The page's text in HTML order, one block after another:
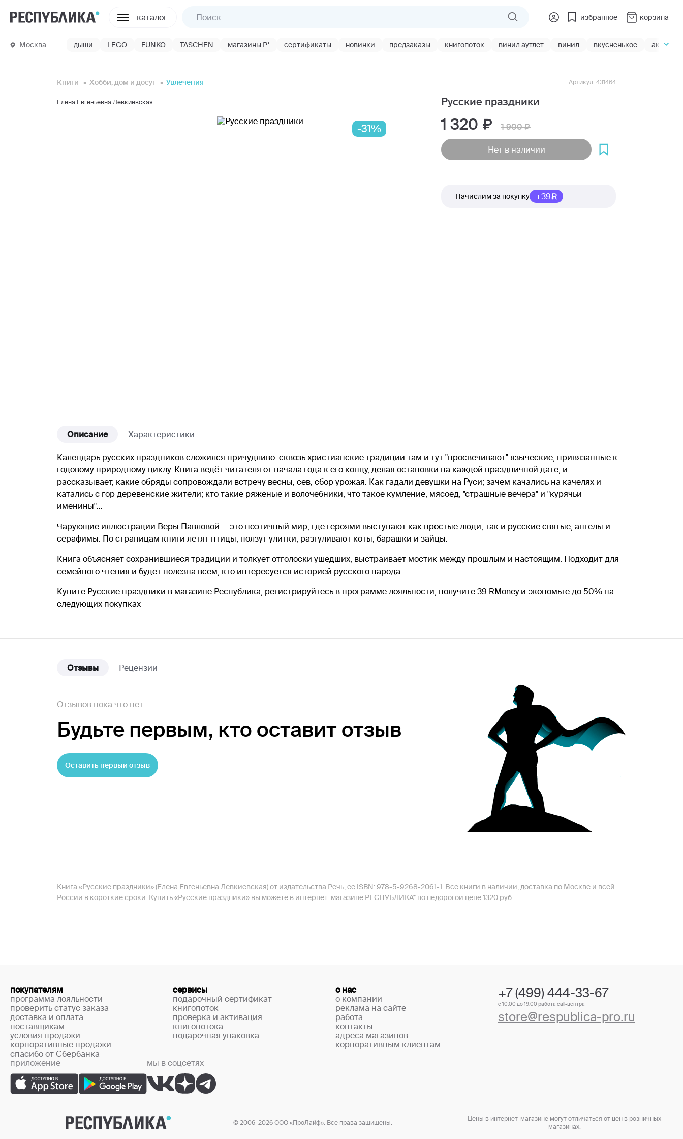
каталог избранное корзина
Москва дыши LEGO FUNKO TASCHEN магазины Р* сертификаты новинки предзаказы книгопоток винил аутлет винил вкусненькое акции
Книги Хобби, дом и досуг Увлечения
-31%
Елена Евгеньевна Левкиевская Русские праздники
Артикул: 431464
1 320 1 900
Нет в наличии
Начислим за покупку +39
Описание Характеристики
Календарь русских праздников сложился причудливо: сквозь христианские традиции там и тут "просвечивают" языческие, привязанные к
годовому природному циклу. Книга ведёт читателя от начала года к его концу, делая остановки на каждой праздничной дате, и
рассказывает, какие обряды сопровождали встречу весны, сев, сбор урожая. Как гадали девушки на Руси; зачем качались на качелях и
катались с гор деревенские жители; кто такие ряженые и волочебники, что такое кумление, мясоед, "страшные вечера" и "курячьи
именины"…
Чарующие иллюстрации Веры Павловой — это поэтичный мир, где героями выступают как простые люди, так и русские святые, ангелы и
серафимы. По страницам книги летят птицы, ползут улитки, разгуливают коты, барашки и зайцы.
Книга объясняет сохранившиеся традиции и толкует отголоски ушедших, выстраивает мостик между прошлым и настоящим. Подходит для
семейного чтения и будет полезна всем, кто интересуется историей русского народа.
Купите Русские праздники в магазине Республика, регистрируйтесь в программе лояльности, получите 39 RMoney и экономьте до 50% на
следующих покупках
Отзывы Рецензии
Отзывов пока что нет
Будьте первым, кто оставит отзыв
Оставить первый отзыв
Книга «Русские праздники» (Елена Евгеньевна Левкиевская) от издательства Речь, ее ISBN: 978-5-9268-2061-1. Все книги в наличии, доставка по Москве и всей
России в короткие сроки. Купить «Русские праздники» вы можете в интернет-магазине РЕСПУБЛИКА* по недорогой цене 1320 руб.
покупателям
программа лояльности
проверить статус заказа
доставка и оплата
поставщикам
условия продажи
корпоративные продажи
спасибо от Сбербанка
сервисы
подарочный сертификат
книгопоток
проверка и активация
книгопотока
подарочная упаковка
о нас
о компании
реклама на сайте
работа
контакты
адреса магазинов
корпоративным клиентам
+7 (499) 444-33-67
с 10:00 до 19:00 работа call-центра
store@respublica-pro.ru
приложение мы в соцсетях
© 2006–2026 ООО «ПроЛайф». Все права защищены.
Цены в интернет-магазине могут отличаться от цен в розничных
магазинах.